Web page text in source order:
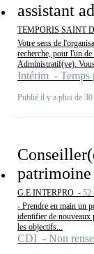
assistant
TEMPORIS SAINT
Votre sens de
recherche, pour l'un
Administratif(ve). Vous
Intérim - Temps
Publié il y a plus de
G.E INTERPRO - 52
- Prendre en main un
identifier de nouveaux
les objectifs...
CDI - Non